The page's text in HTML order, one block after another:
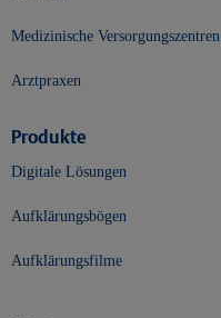
Medizinische Versorgungszentren
Arztpraxen
Produkte
Digitale Lösungen
Aufklärungsbögen
Aufklärungsfilme